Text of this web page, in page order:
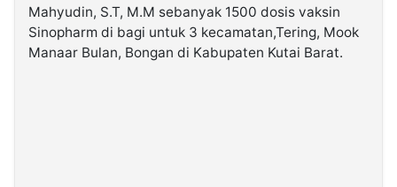
Mahyudin, S.T, M.M sebanyak 1500 dosis vaksin
Sinopharm di bagi untuk 3 kecamatan,Tering, Mook
Manaar Bulan, Bongan di Kabupaten Kutai Barat.